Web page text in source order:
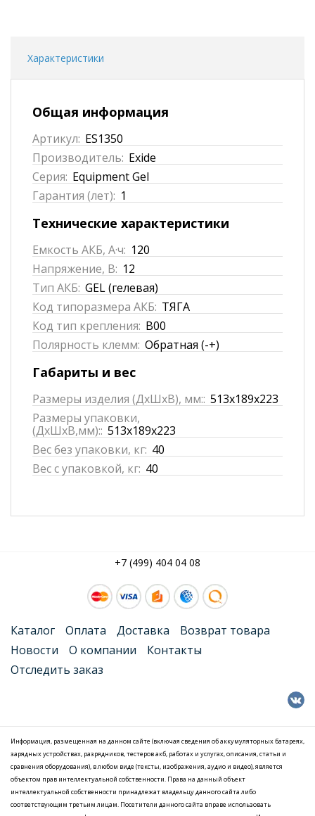
Характеристики
Общая информация
Артикул: ES1350
Производитель: Exide
Серия: Equipment Gel
Гарантия (лет): 1
Технические характеристики
Емкость АКБ, А·ч: 120
Напряжение, В: 12
Тип АКБ: GEL (гелевая)
Код типоразмера АКБ: ТЯГА
Код тип крепления: B00
Полярность клемм: Обратная (-+)
Габариты и вес
Размеры изделия (ДхШхВ), мм:: 513x189x223
Размеры упаковки,
(ДхШхВ,мм):: 513x189x223
Вес без упаковки, кг: 40
Вес с упаковкой, кг: 40
+7 (499) 404 04 08
Каталог Оплата Доставка
Возврат товара
Новости
О компании
Контакты
Отследить заказ
Информация, размещенная на данном сайте (включая сведения об аккумуляторных батареях,
зарядных устройствах, разрядников, тестеров акб, работах и услугах, описания, статьи и
сравнения оборудования), в любом виде (тексты, изображения, аудио и видео), является
объектом прав интеллектуальной собственности. Права на данный объект
интеллектуальной собственности принадлежат владельцу данного сайта либо
соответствующим третьим лицам. Посетители данного сайта вправе использовать